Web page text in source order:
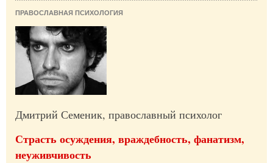
ПРАВОСЛАВНАЯ ПСИХОЛОГИЯ
Дмитрий Семеник, православный психолог
Страсть осуждения, враждебность, фанатизм,
неуживчивость